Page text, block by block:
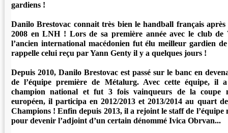
gardiens !
Danilo Brestovac connait très bien le handball français
2008 en LNH ! Lors de sa première année avec le club de
l’ancien international macédonien fut élu meilleur gardien
rappelle celui reçu par Yann Genty il y a quelques jours !
Depuis 2010, Danilo Brestovac est passé sur le banc en
de l’équipe première de Métalurg. Avec cette équipe, il
champion national et fut 3 fois vainqueurs de la coupe
européen, il participa en 2012/2013 et 2013/2014 au quart
Champions ! Enfin depuis 2013, il a rejoint le staff de l’équipe
pour devenir l’adjoint d’un certain dénommé Ivica